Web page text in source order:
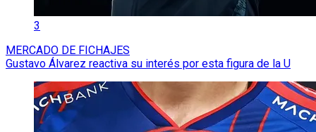
3
MERCADO DE FICHAJES
Gustavo Álvarez reactiva su interés por esta figura de la U